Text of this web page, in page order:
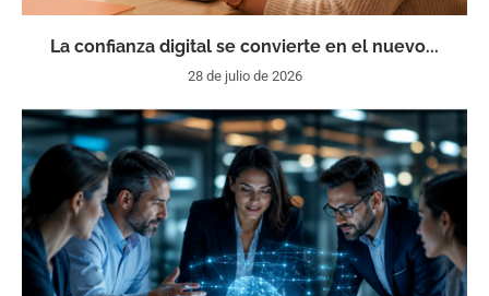
La confianza digital se convierte en el nuevo...
28 de julio de 2026